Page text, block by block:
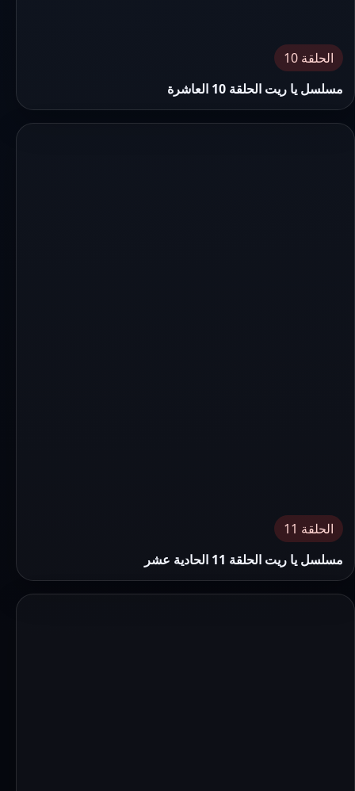
الحلقة 10
مسلسل يا ريت الحلقة 10 العاشرة
الحلقة 11
مسلسل يا ريت الحلقة 11 الحادية عشر